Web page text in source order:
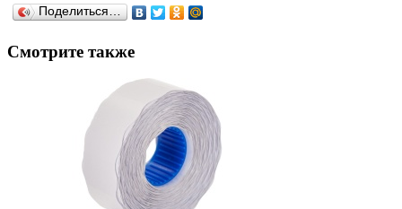
Поделиться…
Смотрите также